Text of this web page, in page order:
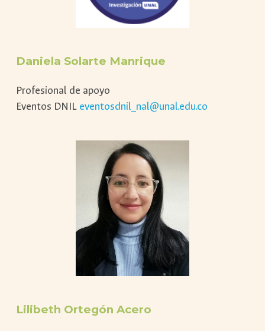
Daniela Solarte Manrique
Profesional de apoyo
Eventos DNIL eventosdnil_nal@unal.edu.co
Lilibeth Ortegón Acero